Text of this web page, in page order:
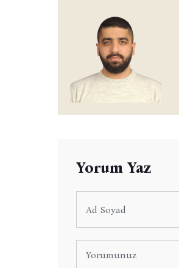
Yorum Yaz